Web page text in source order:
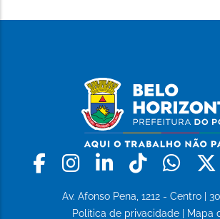
Facebook
Instagram
LinkedinTiktok
Av. Afonso Pena, 1212 - Centro |
Política de privacidade
Mapa